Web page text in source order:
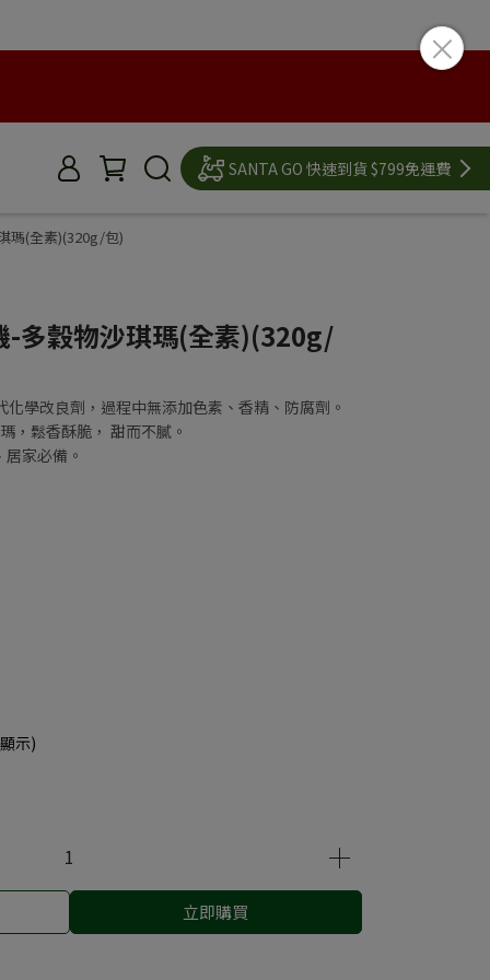
SANTA GO 快速到貨 $799免運費
瑪(全素)(320g/包)
-多穀物沙琪瑪(全素)(320g/
學改良劑，過程中無添加色素、香精、防腐劑。
，鬆香酥脆， 甜而不膩。
家必備。
示)
立即購買